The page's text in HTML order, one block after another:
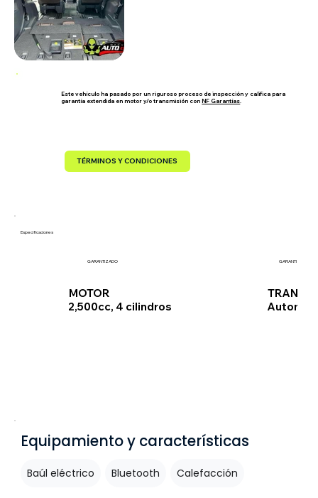
Este vehículo ha pasado por un riguroso proceso de inspección y califica para
garantía extendida en motor y/o transmisión conNF Garantías.
TÉRMINOS Y CONDICIONES
Especificaciones
GARANTIZADO
MOTOR
2,500cc, 4 cilindros
GARANTIZADO
Equipamiento y características
Baúl eléctrico Bluetooth Calefacción